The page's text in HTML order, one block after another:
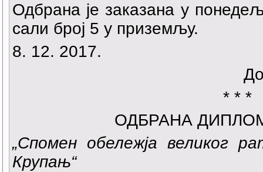
Одбрана је заказана у
сали број 5 у приземљу.
8. 12. 2017.
* * *
ОДБРАНА
„Спомен обележја великог
Крупањ“